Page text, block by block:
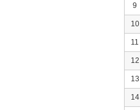
9
10
11
12
13
14